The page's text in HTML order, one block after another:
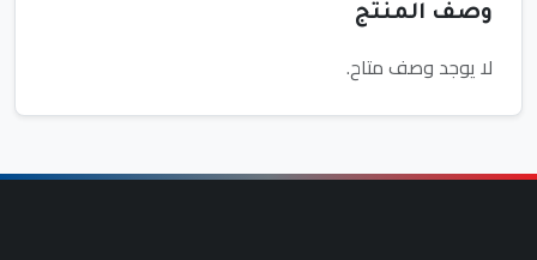
وصف المنتج
لا يوجد وصف متاح.